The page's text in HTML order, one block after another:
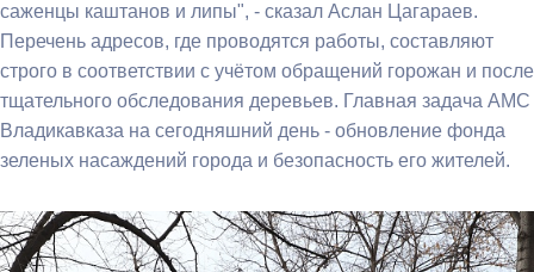
саженцы каштанов и липы", - сказал Аслан Цагараев.
Перечень адресов, где проводятся работы, составляют
строго в соответствии с учётом обращений горожан и после
тщательного обследования деревьев. Главная задача АМС
Владикавказа на сегодняшний день - обновление фонда
зеленых насаждений города и безопасность его жителей.